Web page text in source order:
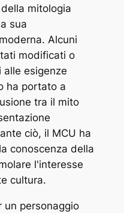
mitologia
sua
Alcuni
modificati o
esigenze
ha portato a
tra il mito
ciò, il MCU ha
conoscenza della
l'interesse
cultura.
un personaggio